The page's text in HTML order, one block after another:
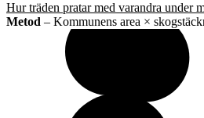
Hur träden pratar med varandra under
Metod – Kommunens area ×